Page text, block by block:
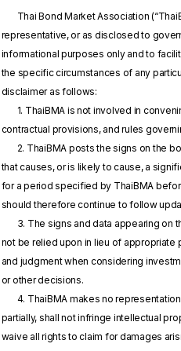
Thai Bond Market Association
representative, or as disclosed to
informational purposes only and to
the specific circumstances of any
disclaimer as follows:
1. ThaiBMA is not involved in
contractual provisions, and rules
2. ThaiBMA posts the signs on the
that causes, or is likely to cause, a
for a period specified by ThaiBMA
should therefore continue to follow
3. The signs and data appearing on
not be relied upon in lieu of appropriate
and judgment when considering
or other decisions.
4. ThaiBMA makes no
partially, shall not infringe intellectual
waive all rights to claim for damages